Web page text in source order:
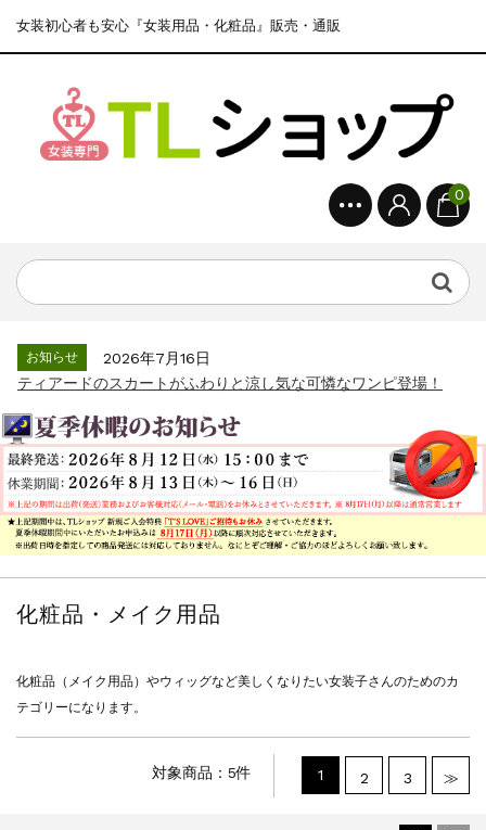
女装初心者も安心『女装用品・化粧品』販売・通販
0
お知らせ
2026年7月16日
ティアードのスカートがふわりと涼し気な可憐なワンピ登場！
化粧品・メイク用品
化粧品（メイク用品）やウィッグなど美しくなりたい女装子さんのためのカ
テゴリーになります。
1 2 3 ≫
対象商品：5件